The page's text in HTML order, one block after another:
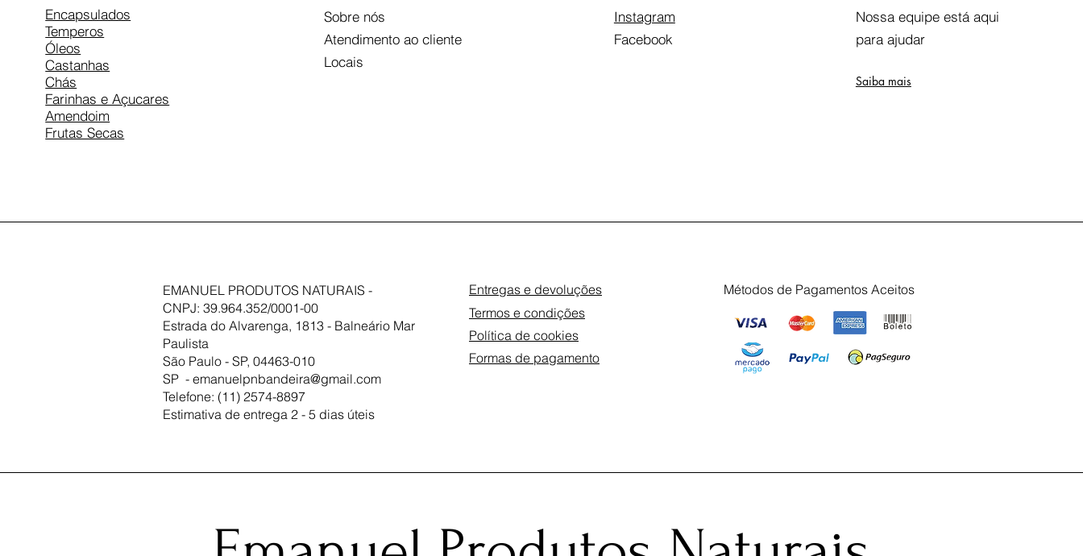
Encapsulados
Temperos
Óleos
Castanhas
Chás
Farinhas e Açucares
Amendoim
Frutas Secas
Sobre nós
Atendimento ao cliente
Locais
Instagram
Facebook
Nossa equipe está aqui
para ajudar
Saiba mais
EMANUEL PRODUTOS NATURAIS -
CNPJ: 39.964.352/0001-00
Estrada do Alvarenga, 1813 - Balneário Mar
Paulista
São Paulo - SP, 04463-010
SP - emanuelpnbandeira@gmail.com
Telefone: (11) 2574-8897
Estimativa de entrega 2 - 5 dias úteis
Entregas e devoluções
Termos e condições
Política de cookies
Formas de pagamento
Métodos de Pagamentos Aceitos